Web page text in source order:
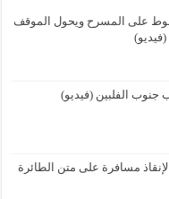
على المسرح ويحول الموقف
مسافرة على متن الطائرة